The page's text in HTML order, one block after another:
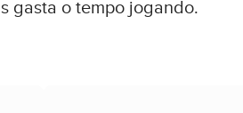
gasta o tempo jogando.